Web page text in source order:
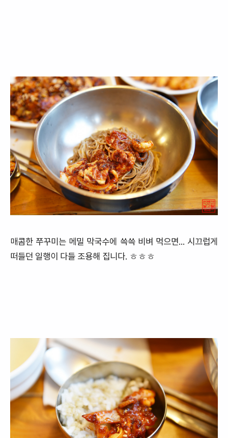
매콤한 쭈꾸미는 메밀 막국수에 쓱쓱 비벼 먹으면... 시끄럽게
떠들던 일행이 다들 조용해 집니다. ㅎㅎㅎ